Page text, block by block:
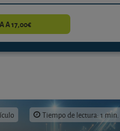
A 17,00€
Tiempo de lectura: 1 min.